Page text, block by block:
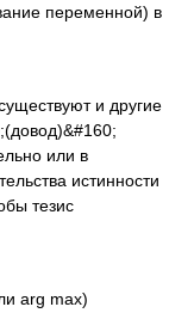
переменной) в
и другие
или в
истинности
тезис
arg max)